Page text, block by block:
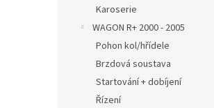
Karoserie
WAGON R+ 2000 - 2005
Pohon kol/hřídele
Brzdová soustava
Startování + dobíjení
Řízení